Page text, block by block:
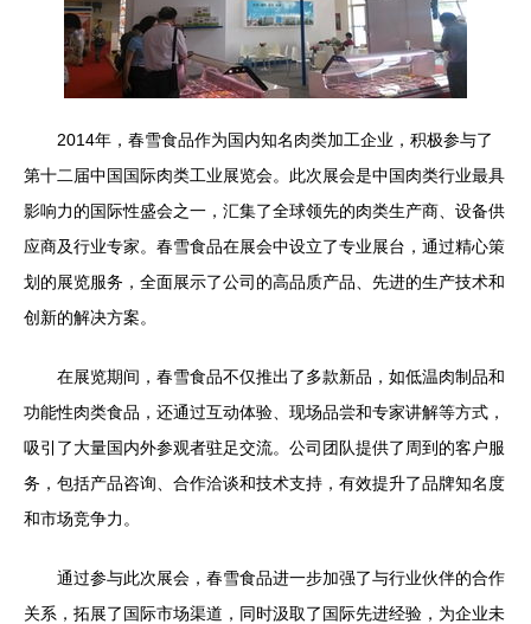
2014年，春雪食品作为国内知名肉类加工企业，积极参与了
第十二届中国国际肉类工业展览会。此次展会是中国肉类行业最具
影响力的国际性盛会之一，汇集了全球领先的肉类生产商、设备供
应商及行业专家。春雪食品在展会中设立了专业展台，通过精心策
划的展览服务，全面展示了公司的高品质产品、先进的生产技术和
创新的解决方案。
在展览期间，春雪食品不仅推出了多款新品，如低温肉制品和
功能性肉类食品，还通过互动体验、现场品尝和专家讲解等方式，
吸引了大量国内外参观者驻足交流。公司团队提供了周到的客户服
务，包括产品咨询、合作洽谈和技术支持，有效提升了品牌知名度
和市场竞争力。
通过参与此次展会，春雪食品进一步加强了与行业伙伴的合作
关系，拓展了国际市场渠道，同时汲取了国际先进经验，为企业未